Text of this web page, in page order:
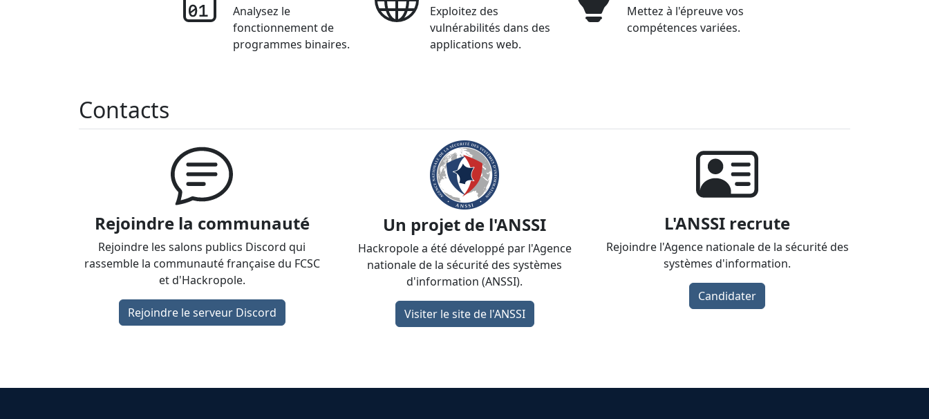
Analysez le
fonctionnement de
programmes binaires.
Exploitez des
vulnérabilités dans des
applications web.
Mettez à l'épreuve vos
compétences variées.
Contacts
Rejoindre la communauté
Rejoindre les salons publics Discord qui
rassemble la communauté française du FCSC
et d'Hackropole.
Rejoindre le serveur Discord
Un projet de l'ANSSI
Hackropole a été développé par l'Agence
nationale de la sécurité des systèmes
d'information (ANSSI).
Visiter le site de l'ANSSI
L'ANSSI recrute
Rejoindre l'Agence nationale de la sécurité des
systèmes d'information.
Candidater